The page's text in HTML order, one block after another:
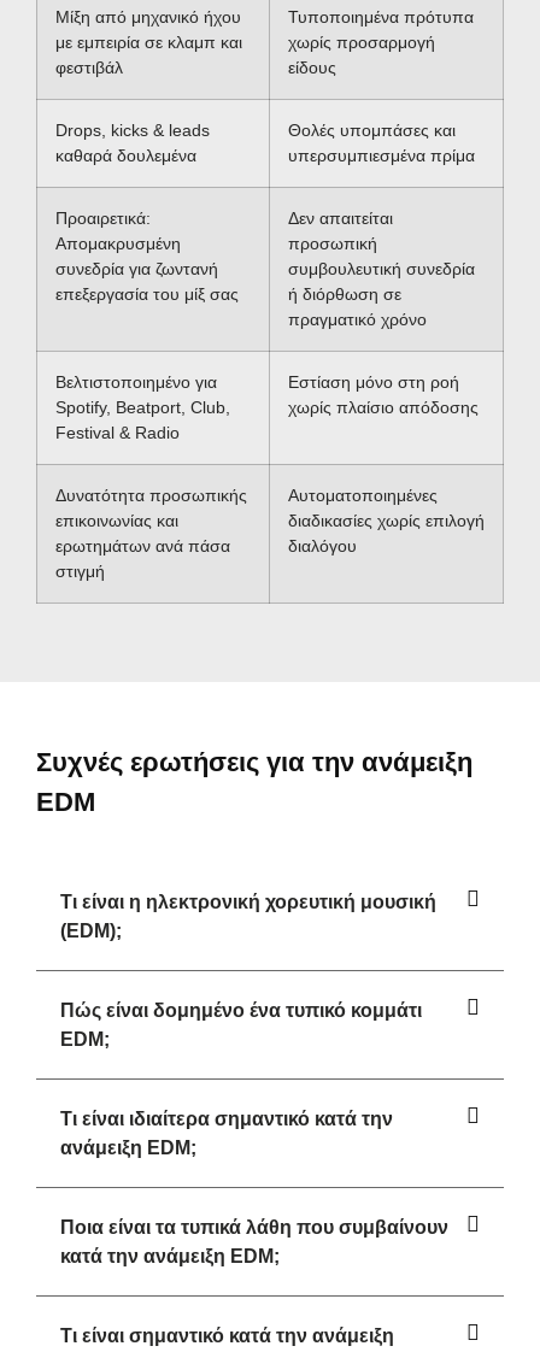
Μίξη από μηχανικό ήχου
με εμπειρία σε κλαμπ και
φεστιβάλ
Τυποποιημένα πρότυπα
χωρίς προσαρμογή
είδους
Drops, kicks & leads
καθαρά δουλεμένα
Θολές υπομπάσες και
υπερσυμπιεσμένα πρίμα
Προαιρετικά:
Απομακρυσμένη
συνεδρία για ζωντανή
επεξεργασία του μίξ σας
Δεν απαιτείται
προσωπική
συμβουλευτική συνεδρία
ή διόρθωση σε
πραγματικό χρόνο
Βελτιστοποιημένο για
Spotify, Beatport, Club,
Festival & Radio
Εστίαση μόνο στη ροή
χωρίς πλαίσιο απόδοσης
Δυνατότητα προσωπικής
επικοινωνίας και
ερωτημάτων ανά πάσα
στιγμή
Αυτοματοποιημένες
διαδικασίες χωρίς επιλογή
διαλόγου
Συχνές ερωτήσεις για την ανάμειξη
EDM
Τι είναι η ηλεκτρονική χορευτική μουσική
(EDM);
Πώς είναι δομημένο ένα τυπικό κομμάτι
EDM;
Τι είναι ιδιαίτερα σημαντικό κατά την
ανάμειξη EDM;
Ποια είναι τα τυπικά λάθη που συμβαίνουν
κατά την ανάμειξη EDM;
Τι είναι σημαντικό κατά την ανάμειξη